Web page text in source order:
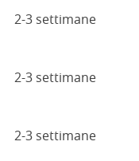
2-3 settimane
2-3 settimane
2-3 settimane